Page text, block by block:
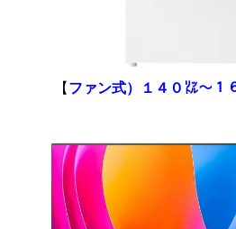
【 ファン式）１４０㍑～１